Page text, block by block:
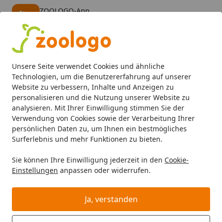
Unsere Seite verwendet Cookies und ähnliche
Technologien, um die Benutzererfahrung auf unserer
Website zu verbessern, Inhalte und Anzeigen zu
personalisieren und die Nutzung unserer Website zu
analysieren. Mit Ihrer Einwilligung stimmen Sie der
Verwendung von Cookies sowie der Verarbeitung Ihrer
persönlichen Daten zu, um Ihnen ein bestmögliches
Surferlebnis und mehr Funktionen zu bieten.
Sie können Ihre Einwilligung jederzeit in den Cookie-
Einstellungen anpassen oder widerrufen.
Ja, verstanden
ZOOLOGO-App
Alle Produkte
Mein Konto
Suchen
Startseite
Katze Katzenfutter Nahrungsergänzung GimCat
GimCat Hydro-Gras 150g
Nahrungsergänzung für Katzen
BALD VERGRIFFEN